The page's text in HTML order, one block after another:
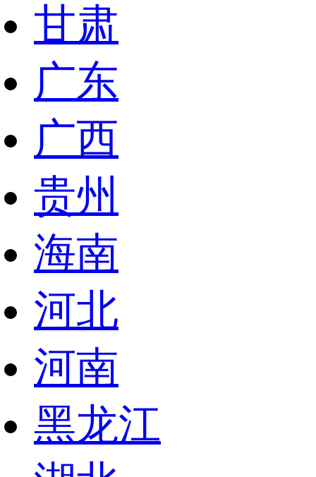
甘肃
广东
广西
贵州
海南
河北
河南
黑龙江